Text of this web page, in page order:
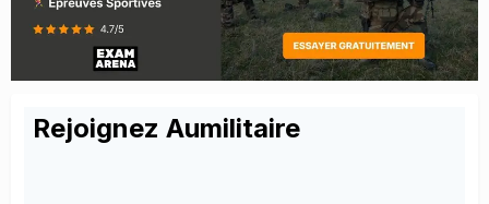
Rejoignez Aumilitaire